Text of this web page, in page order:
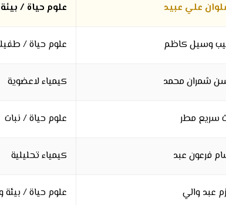
علي عبيد علوم حياة / بيئة
وسيل كاظم علوم حياة /
شمران محمد كيمياء لاعضوية
سريع مطر علوم حياة / نبات
فرعون عبد كيمياء تحليلية
عبد والي علوم حياة / بيئة